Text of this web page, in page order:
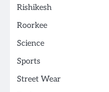
Rishikesh
Roorkee
Science
Sports
Street Wear